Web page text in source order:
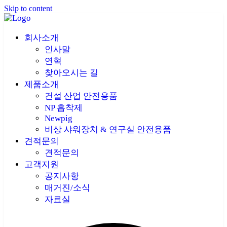
Skip to content
회사소개
인사말
연혁
찾아오시는 길
제품소개
건설 산업 안전용품
NP 흡착제
Newpig
비상 샤워장치 & 연구실 안전용품
견적문의
견적문의
고객지원
공지사항
매거진/소식
자료실